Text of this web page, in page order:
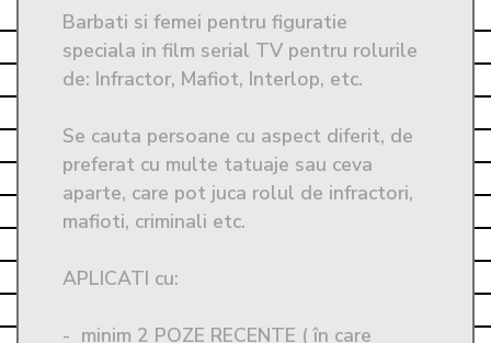
Barbati si femei pentru figuratie
speciala in film serial TV pentru rolurile
de: Infractor, Mafiot, Interlop, etc.
Se cauta persoane cu aspect diferit, de
preferat cu multe tatuaje sau ceva
aparte, care pot juca rolul de infractori,
mafioti, criminali etc.
APLICATI cu:
-  minim 2 POZE RECENTE ( în care